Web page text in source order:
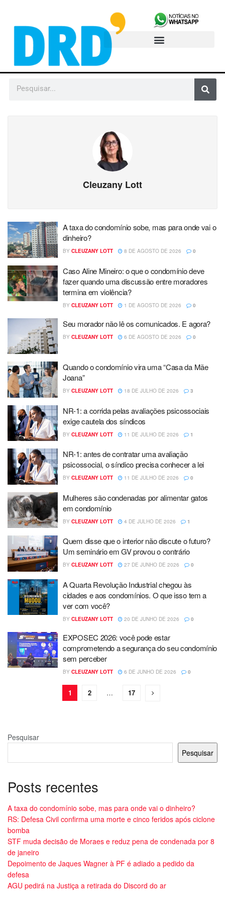
Cleuzany Lott
A taxa do condomínio sobe, mas para onde vai o
dinheiro?
BY CLEUZANY LOTT 8 DE AGOSTO DE 2026 0
Caso Aline Mineiro: o que o condomínio deve
fazer quando uma discussão entre moradores
termina em violência?
BY CLEUZANY LOTT 1 DE AGOSTO DE 2026 0
Seu morador não lê os comunicados. E agora?
BY CLEUZANY LOTT 6 DE AGOSTO DE 2026 0
Quando o condomínio vira uma “Casa da Mãe
Joana”
BY CLEUZANY LOTT 18 DE JULHO DE 2026 3
NR-1: a corrida pelas avaliações psicossociais
exige cautela dos síndicos
BY CLEUZANY LOTT 11 DE JULHO DE 2026 1
NR-1: antes de contratar uma avaliação
psicossocial, o síndico precisa conhecer a lei
BY CLEUZANY LOTT 11 DE JULHO DE 2026 0
Mulheres são condenadas por alimentar gatos
em condomínio
BY CLEUZANY LOTT 4 DE JULHO DE 2026 1
Quem disse que o interior não discute o futuro?
Um seminário em GV provou o contrário
BY CLEUZANY LOTT 27 DE JUNHO DE 2026 0
A Quarta Revolução Industrial chegou às
cidades e aos condomínios. O que isso tem a
ver com você?
BY CLEUZANY LOTT 20 DE JUNHO DE 2026 0
EXPOSEC 2026: você pode estar
comprometendo a segurança do seu condomínio
sem perceber
BY CLEUZANY LOTT 6 DE JUNHO DE 2026 0
1 2 … 17
Pesquisar
Pesquisar
Posts recentes
A taxa do condomínio sobe, mas para onde vai o dinheiro?
RS: Defesa Civil confirma uma morte e cinco feridos após ciclone
bomba
STF muda decisão de Moraes e reduz pena de condenada por 8
de janeiro
Depoimento de Jaques Wagner à PF é adiado a pedido da
defesa
AGU pedirá na Justiça a retirada do Discord do ar